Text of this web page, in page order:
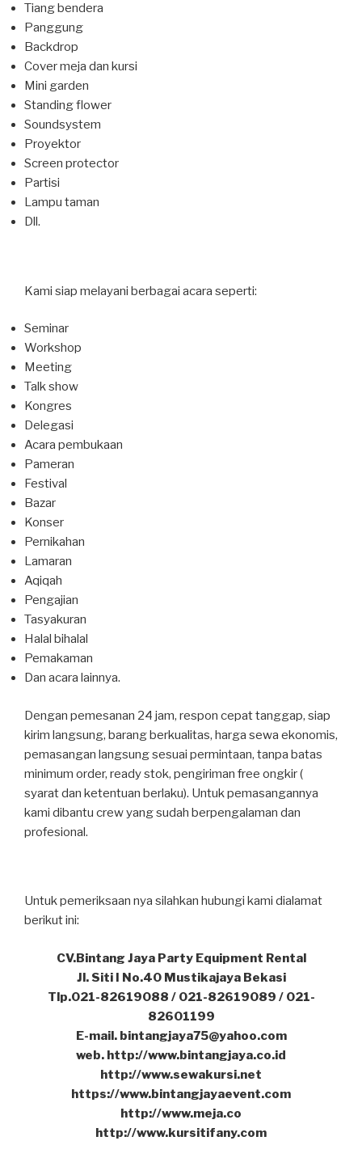
Tiang bendera
Panggung
Backdrop
Cover meja dan kursi
Mini garden
Standing flower
Soundsystem
Proyektor
Screen protector
Partisi
Lampu taman
Dll.
Kami siap melayani berbagai acara seperti:
Seminar
Workshop
Meeting
Talk show
Kongres
Delegasi
Acara pembukaan
Pameran
Festival
Bazar
Konser
Pernikahan
Lamaran
Aqiqah
Pengajian
Tasyakuran
Halal bihalal
Pemakaman
Dan acara lainnya.
Dengan pemesanan 24 jam, respon cepat tanggap, siap
kirim langsung, barang berkualitas, harga sewa ekonomis,
pemasangan langsung sesuai permintaan, tanpa batas
minimum order, ready stok, pengiriman free ongkir (
syarat dan ketentuan berlaku). Untuk pemasangannya
kami dibantu crew yang sudah berpengalaman dan
profesional.
Untuk pemeriksaan nya silahkan hubungi kami dialamat
berikut ini:
CV.Bintang Jaya Party Equipment Rental
Jl. Siti I No.40 Mustikajaya Bekasi
Tlp.021-82619088 / 021-82619089 / 021-
82601199
E-mail. bintangjaya75@yahoo.com
web. http://www.bintangjaya.co.id
http://www.sewakursi.net
https://www.bintangjayaevent.com
http://www.meja.co
http://www.kursitifany.com